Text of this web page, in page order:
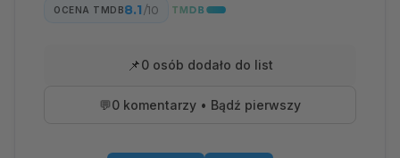
OCENA TMDB8.1 /10
📌0 osób dodało do list
💬0 komentarzy • Bądź pierwszy